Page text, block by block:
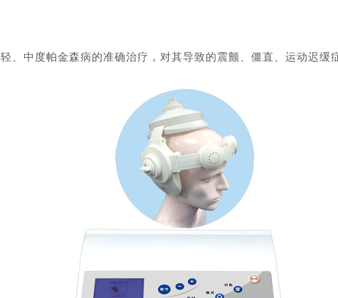
中度帕金森病的准确治疗，对其导致的震颤、僵直、运动迟缓